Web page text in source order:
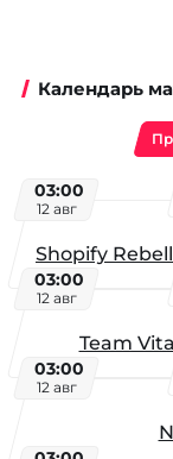
Календарь
03:00
12 авг
03:00
12 авг
Team
03:00
12 авг